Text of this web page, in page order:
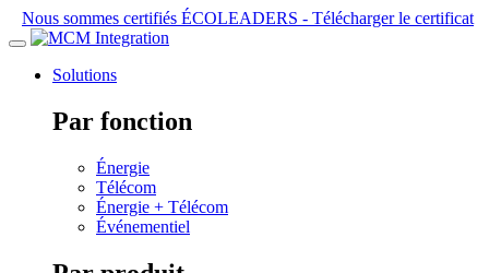
Nous sommes certifiés ÉCOLEADERS - Télécharger le certificat
Solutions
Par fonction
Énergie
Télécom
Énergie + Télécom
Événementiel